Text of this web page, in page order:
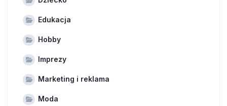
Edukacja
Hobby
Imprezy
Marketing i reklama
Moda